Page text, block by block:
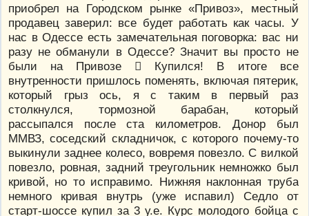
приобрел на Городском рынке «Привоз», местный
продавец заверил: все будет работать как часы. У
нас в Одессе есть замечательная поговорка: вас ни
разу не обманули в Одессе? Значит вы просто не
были на Привозе  Купился! В итоге все
внутренности пришлось поменять, включая пятерик,
который грыз ось, я с таким в первый раз
столкнулся, тормозной барабан, который
рассыпался после ста километров. Донор был
ММВЗ, соседский складничок, с которого почему-то
выкинули заднее колесо, вовремя повезло. С вилкой
повезло, ровная, задний треугольник немножко был
кривой, но то исправимо. Нижняя наклонная труба
немного кривая внутрь (уже испавил) Седло от
старт-шоссе купил за 3 у.е. Курс молодого бойца с